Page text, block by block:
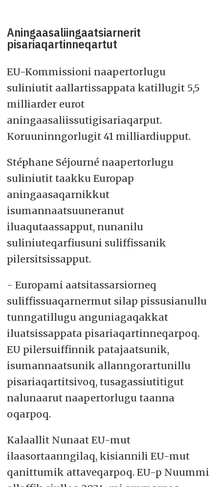
Aningaasaliingaatsiarnerit
pisariaqartinneqartut
EU-Kommissioni naapertorlugu
suliniutit aallartissappata katillugit 5,5
milliarder eurot
aningaasaliissutigisariaqarput.
Koruuninngorlugit 41 milliardiupput.
Stéphane Séjourné naapertorlugu
suliniutit taakku Europap
aningaasaqarnikkut
isumannaatsuuneranut
iluaqutaassapput, nunanilu
suliniuteqarfiusuni suliffissanik
pilersitsissapput.
- Europami aatsitassarsiorneq
suliffissuaqarnermut silap pissusianullu
tunngatillugu anguniagaqakkat
iluatsissappata pisariaqartinneqarpoq.
EU pilersuiffinnik patajaatsunik,
isumannaatsunik allanngorartunillu
pisariaqartitsivoq, tusagassiutitigut
nalunaarut naapertorlugu taanna
oqarpoq.
Kalaallit Nunaat EU-mut
ilaasortaanngilaq, kisiannili EU-mut
qanittumik attaveqarpoq. EU-p Nuummi